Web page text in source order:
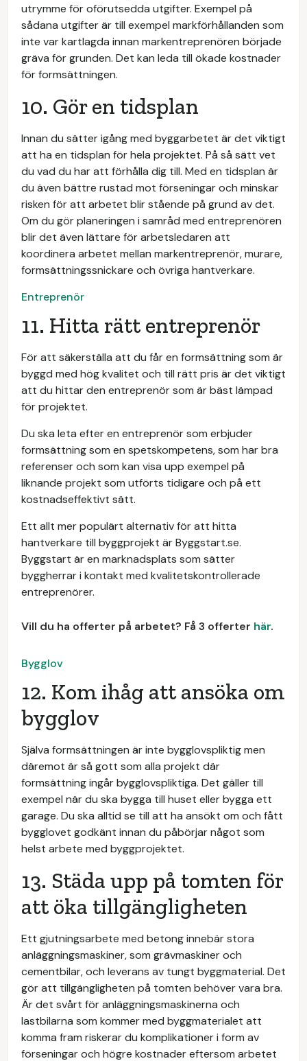
utrymme för oförutsedda utgifter. Exempel på
sådana utgifter är till exempel markförhållanden som
inte var kartlagda innan markentreprenören började
gräva för grunden. Det kan leda till ökade kostnader
för formsättningen.
10. Gör en tidsplan
Innan du sätter igång med byggarbetet är det viktigt
att ha en tidsplan för hela projektet. På så sätt vet
du vad du har att förhålla dig till. Med en tidsplan är
du även bättre rustad mot förseningar och minskar
risken för att arbetet blir stående på grund av det.
Om du gör planeringen i samråd med entreprenören
blir det även lättare för arbetsledaren att
koordinera arbetet mellan markentreprenör, murare,
formsättningssnickare och övriga hantverkare.
Entreprenör
11. Hitta rätt entreprenör
För att säkerställa att du får en formsättning som är
byggd med hög kvalitet och till rätt pris är det viktigt
att du hittar den entreprenör som är bäst lämpad
för projektet.
Du ska leta efter en entreprenör som erbjuder
formsättning som en spetskompetens, som har bra
referenser och som kan visa upp exempel på
liknande projekt som utförts tidigare och på ett
kostnadseffektivt sätt.
Ett allt mer populärt alternativ för att hitta
hantverkare till byggprojekt är Byggstart.se.
Byggstart är en marknadsplats som sätter
byggherrar i kontakt med kvalitetskontrollerade
entreprenörer.
Vill du ha offerter på arbetet? Få 3 offerter här.
Bygglov
12. Kom ihåg att ansöka om
bygglov
Själva formsättningen är inte bygglovspliktig men
däremot är så gott som alla projekt där
formsättning ingår bygglovspliktiga. Det gäller till
exempel när du ska bygga till huset eller bygga ett
garage. Du ska alltid se till att ha ansökt om och fått
bygglovet godkänt innan du påbörjar något som
helst arbete med byggprojektet.
13. Städa upp på tomten för
att öka tillgängligheten
Ett gjutningsarbete med betong innebär stora
anläggningsmaskiner, som grävmaskiner och
cementbilar, och leverans av tungt byggmaterial. Det
gör att tillgängligheten på tomten behöver vara bra.
Är det svårt för anläggningsmaskinerna och
lastbilarna som kommer med byggmaterialet att
komma fram riskerar du komplikationer i form av
förseningar och högre kostnader eftersom arbetet